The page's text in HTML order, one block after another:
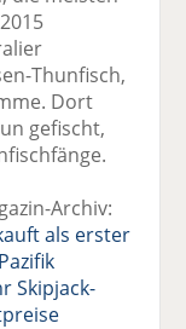
n
Thunfisch,
Dort
gefischt,
Archiv:
als erster
Skipjack-